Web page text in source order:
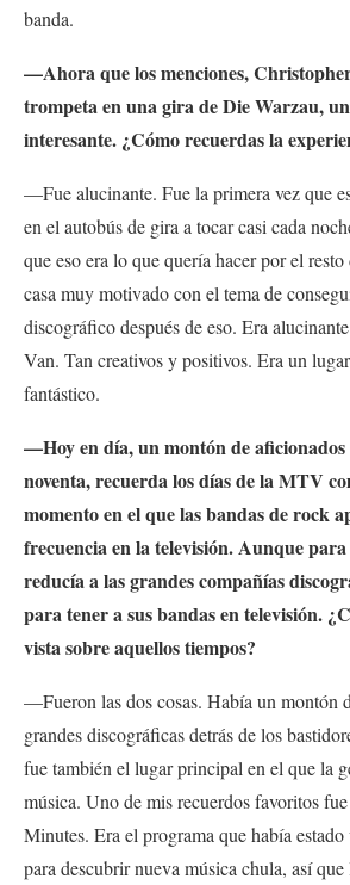
banda.
—Ahora que los menciones,
trompeta en una gira de Die Warzau,
interesante. ¿Cómo recuerdas la
—Fue alucinante. Fue la primera vez que
en el autobús de gira a tocar casi cada
que eso era lo que quería hacer por el
casa muy motivado con el tema de
discográfico después de eso. Era
Van. Tan creativos y positivos. Era un
fantástico.
—Hoy en día, un montón de aficionados
noventa, recuerda los días de la MTV
momento en el que las bandas de rock
frecuencia en la televisión. Aunque
reducía a las grandes compañías
para tener a sus bandas en televisión.
vista sobre aquellos tiempos?
—Fueron las dos cosas. Había un montón
grandes discográficas detrás de los
fue también el lugar principal en el que la
música. Uno de mis recuerdos favoritos
Minutes. Era el programa que había
para descubrir nueva música chula, así